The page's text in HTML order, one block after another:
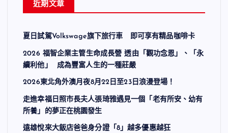
近期文章
夏日試駕Volkswage旗下旅行車 即可享有精品咖啡卡
2026 福智企業主管生命成長營 透由「觀功念恩」、「永
續利他」 成為豐富人生的一種莊嚴
2026東北角外澳月夜8月22日至23日浪漫登場！
走進幸福日照市長夫人張琦雅遇見一個「老有所安、幼有
所養」的夢正在桃園發生
遠雄悅來大飯店爸爸身分證「8」越多優惠越狂